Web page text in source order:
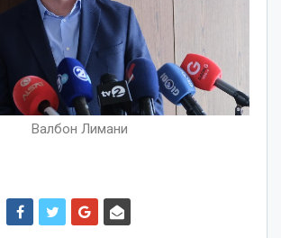
Валбон Лимани